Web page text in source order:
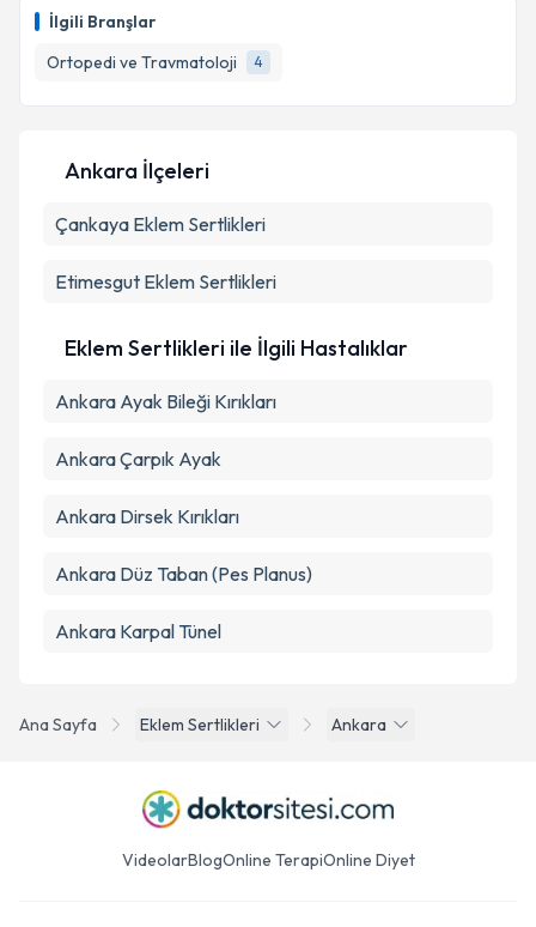
İlgili Branşlar
Ortopedi ve Travmatoloji
4
takvim hazırlandığında e-posta ile bilgilendireceğiz.
Metni'ni okudum ve kişisel verilerimin belirtilen
Ana Sayfa Eklem Sertlikleri Ankara
Ankara İlçeleri
Çankaya Eklem Sertlikleri
Etimesgut Eklem Sertlikleri
Eklem Sertlikleri ile İlgili Hastalıklar
Ankara Ayak Bileği Kırıkları
Ankara Çarpık Ayak
Ankara Dirsek Kırıkları
Ankara Düz Taban (Pes Planus)
Ankara Karpal Tünel
VideolarBlogOnline TerapiOnline Diyet